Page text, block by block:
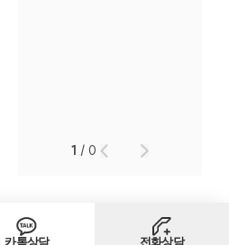
1 /0
카톡상담 전화상담